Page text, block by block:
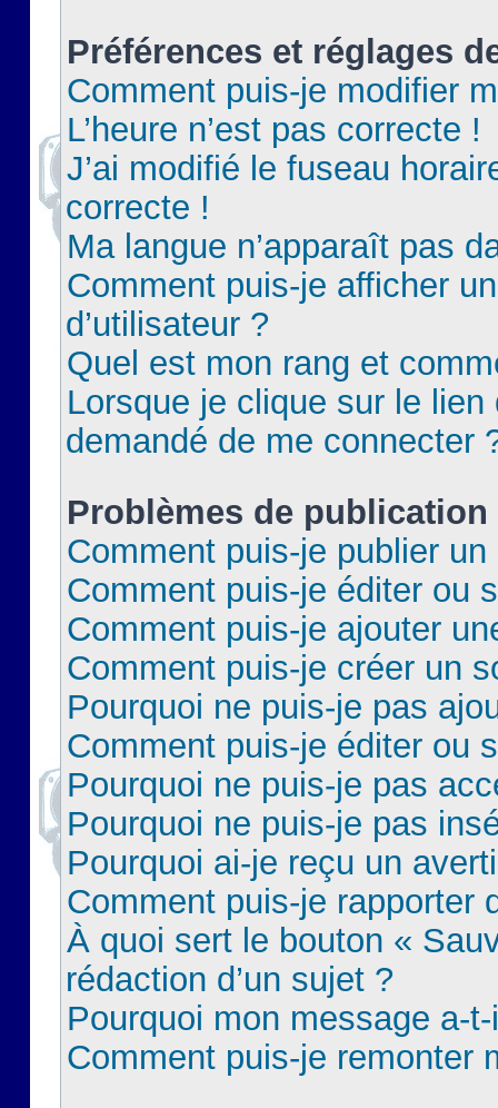
Préférences et réglages
Comment puis-je modifier
L’heure n’est pas correcte !
J’ai modifié le fuseau
correcte !
Ma langue n’apparaît pas
Comment puis-je afficher
d’utilisateur ?
Quel est mon rang et
Lorsque je clique sur le lien
demandé de me connecter
Problèmes de publication
Comment puis-je publier
Comment puis-je éditer ou
Comment puis-je ajouter
Comment puis-je créer un
Pourquoi ne puis-je pas
Comment puis-je éditer ou
Pourquoi ne puis-je pas
Pourquoi ne puis-je pas
Pourquoi ai-je reçu un
Comment puis-je rapporter
À quoi sert le bouton «
rédaction d’un sujet ?
Pourquoi mon message a-
Comment puis-je remonter